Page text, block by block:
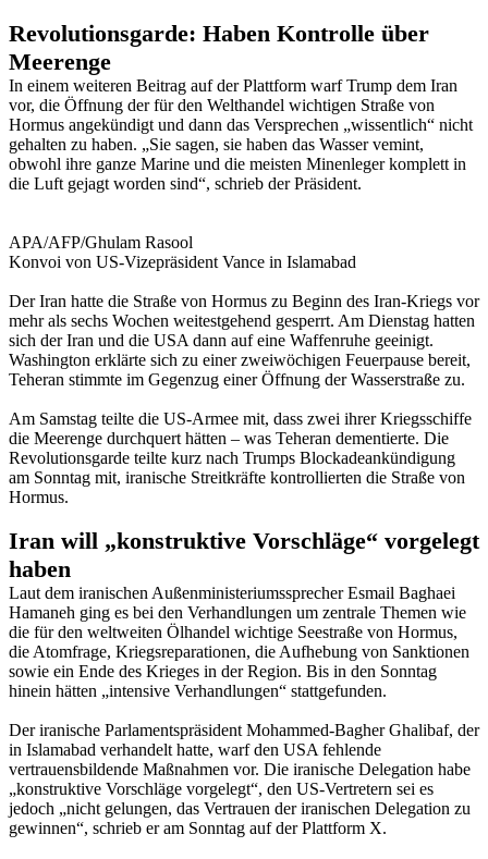
Revolutionsgarde: Haben Kontrolle über
Meerenge
In einem weiteren Beitrag auf der Plattform warf Trump dem Iran
vor, die Öffnung der für den Welthandel wichtigen Straße von
Hormus angekündigt und dann das Versprechen „wissentlich“ nicht
gehalten zu haben. „Sie sagen, sie haben das Wasser vemint,
obwohl ihre ganze Marine und die meisten Minenleger komplett in
die Luft gejagt worden sind“, schrieb der Präsident.
APA/AFP/Ghulam Rasool
Konvoi von US-Vizepräsident Vance in Islamabad
Der Iran hatte die Straße von Hormus zu Beginn des Iran-Kriegs vor
mehr als sechs Wochen weitestgehend gesperrt. Am Dienstag hatten
sich der Iran und die USA dann auf eine Waffenruhe geeinigt.
Washington erklärte sich zu einer zweiwöchigen Feuerpause bereit,
Teheran stimmte im Gegenzug einer Öffnung der Wasserstraße zu.
Am Samstag teilte die US-Armee mit, dass zwei ihrer Kriegsschiffe
die Meerenge durchquert hätten – was Teheran dementierte. Die
Revolutionsgarde teilte kurz nach Trumps Blockadeankündigung
am Sonntag mit, iranische Streitkräfte kontrollierten die Straße von
Hormus.
Iran will „konstruktive Vorschläge“ vorgelegt
haben
Laut dem iranischen Außenministeriumssprecher Esmail Baghaei
Hamaneh ging es bei den Verhandlungen um zentrale Themen wie
die für den weltweiten Ölhandel wichtige Seestraße von Hormus,
die Atomfrage, Kriegsreparationen, die Aufhebung von Sanktionen
sowie ein Ende des Krieges in der Region. Bis in den Sonntag
hinein hätten „intensive Verhandlungen“ stattgefunden.
Der iranische Parlamentspräsident Mohammed-Bagher Ghalibaf, der
in Islamabad verhandelt hatte, warf den USA fehlende
vertrauensbildende Maßnahmen vor. Die iranische Delegation habe
„konstruktive Vorschläge vorgelegt“, den US-Vertretern sei es
jedoch „nicht gelungen, das Vertrauen der iranischen Delegation zu
gewinnen“, schrieb er am Sonntag auf der Plattform X.